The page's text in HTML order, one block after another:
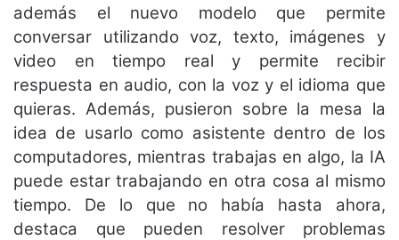
además el nuevo modelo que permite
conversar utilizando voz, texto, imágenes y
video en tiempo real y permite recibir
respuesta en audio, con la voz y el idioma que
quieras. Además, pusieron sobre la mesa la
idea de usarlo como asistente dentro de los
computadores, mientras trabajas en algo, la IA
puede estar trabajando en otra cosa al mismo
tiempo. De lo que no había hasta ahora,
destaca que pueden resolver problemas